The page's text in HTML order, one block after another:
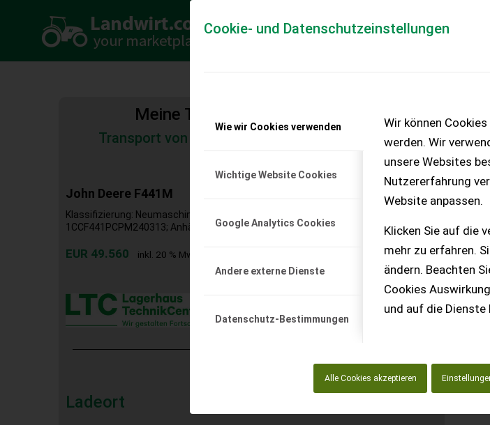
Cookie- und Datenschutzeinstellungen
Wie wir Cookies verwenden
Wichtige Website Cookies
Google Analytics Cookies
Andere externe Dienste
Datenschutz-Bestimmungen
Wir können
werden. Wir
unsere Websites
Nutzererfahrung
Website anpassen.
Klicken Sie auf die
mehr zu erfahren.
ändern. Beachten
Cookies
und auf die Dienste
Alle Cookies akzeptieren
Meine Transportkostenanfrage
Transport von Land- und Baumaschinen – KEINE
John Deere F441M
Klassifizierung: Neumaschine; Seriennummer/Fahrgestellnummer:
1CCF441PCPM240313; Anhängeart: Anhängevorrichtung
EUR 49.560 inkl. 20 % MwSt.
Ladeort